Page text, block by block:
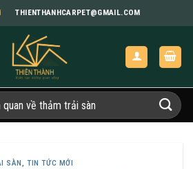
THIENTHANHCARPET@GMAIL.COM
SÀN,TIN TỨC MỚI